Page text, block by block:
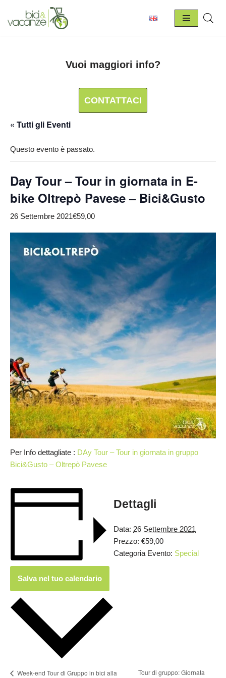
Vai
Vuoi maggiori info?
CONTATTACI
« Tutti gli Eventi
Questo evento è passato.
Day Tour – Tour in giornata in E-
bike Oltrepò Pavese – Bici&Gusto
26 Settembre 2021€59,00
Per Info dettagliate : DAy Tour – Tour in giornata in gruppo
Bici&Gusto – Oltrepò Pavese
Salva nel tuo calendario
Dettagli
Data: 26 Settembre 2021
Prezzo: €59,00
Categoria Evento: Special
Week-end Tour di Gruppo in bici alla Tour di gruppo: Giornata